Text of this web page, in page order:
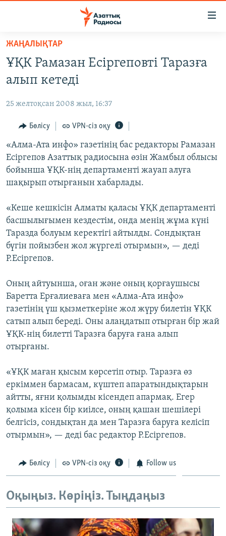
Skip
main
content
to
Navigation
Skip
to
Search
САЯСАТ
ҚАҢТАР ОҚИҒАСЫ
АДАМ ҚҰҚЫҚТАРЫ
ӘЛЕУМЕТ
ӘЛЕМ
АРНАЙЫ ЖОБАЛАР
Русский
ЖАЗЫЛЫҢЫЗ
Басқа тілдерде
ЖАҢАЛЫҚТАР
ҰҚК Рамазан Есіргеповті Таразға
алып кетеді
25 желтоқсан 2008 жыл, 16:37
Бөлісу VPN-сіз оқу
«Алма-Ата инфо» газетінің бас редакторы Рамазан
Есіргепов Азаттық радиосына өзін Жамбыл облысы
бойынша ҰҚК-нің департаменті жауап алуға
шақырып отырғанын хабарлады.
«Кеше кешкісін Алматы қаласы ҰҚК департаменті
басшылығымен кездестім, онда менің жұма күні
Таразда болуым керектігі айтылды. Сондықтан
бүгін пойызбен жол жүргелі отырмын», — деді
Р.Есіргепов.
Оның айтуынша, оған және оның қорғаушысы
Баретта Ерғалиеваға мен «Алма-Ата инфо»
газетінің үш қызметкеріне жол жүру билетін ҰҚК
сатып алып береді. Оны алаңдатып отырған бір жай
ҰҚК-нің билетті Таразға баруға ғана алып
отырғаны.
«ҰҚК маған қысым көрсетіп отыр. Таразға өз
еркіммен бармасам, күштеп апаратындықтарын
айтты, яғни қолымды кісендеп апармақ. Егер
қолыма кісен бір киілсе, оның қашан шешілері
белгісіз, сондықтан да мен Таразға баруға келісіп
отырмын», — деді бас редактор Р.Есіргепов.
Бөлісу VPN-сіз оқу Follow us
Оқыңыз. Көріңіз. Тыңдаңыз